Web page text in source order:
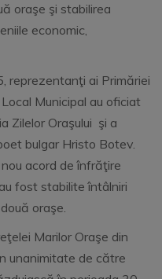
oraşe şi stabilirea
economic,
reprezentanţi ai Primăriei
Municipal au oficiat
Zilelor Oraşului şi a
bulgar Hristo Botev.
acord de înfrăţire
fost stabilite întâlniri
oraşe.
Marilor Oraşe din
unanimitate de către